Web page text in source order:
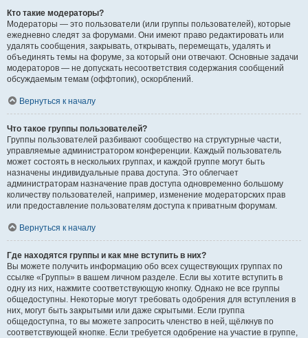
Кто такие модераторы?
Модераторы — это пользователи (или группы пользователей), которые
ежедневно следят за форумами. Они имеют право редактировать или
удалять сообщения, закрывать, открывать, перемещать, удалять и
объединять темы на форуме, за который они отвечают. Основные задачи
модераторов — не допускать несоответствия содержания сообщений
обсуждаемым темам (оффтопик), оскорблений.
Вернуться к началу
Что такое группы пользователей?
Группы пользователей разбивают сообщество на структурные части,
управляемые администратором конференции. Каждый пользователь
может состоять в нескольких группах, и каждой группе могут быть
назначены индивидуальные права доступа. Это облегчает
администраторам назначение прав доступа одновременно большому
количеству пользователей, например, изменение модераторских прав
или предоставление пользователям доступа к приватным форумам.
Вернуться к началу
Где находятся группы и как мне вступить в них?
Вы можете получить информацию обо всех существующих группах по
ссылке «Группы» в вашем личном разделе. Если вы хотите вступить в
одну из них, нажмите соответствующую кнопку. Однако не все группы
общедоступны. Некоторые могут требовать одобрения для вступления в
них, могут быть закрытыми или даже скрытыми. Если группа
общедоступна, то вы можете запросить членство в ней, щёлкнув по
соответствующей кнопке. Если требуется одобрение на участие в группе,